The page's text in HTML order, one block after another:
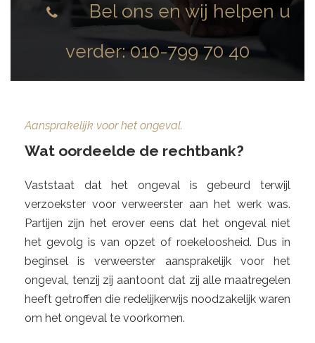
Bel ons en wij helpen u
verder:010-799 70 40
Aansprakelijk voor het ongeval.
Wat oordeelde de rechtbank?
Vaststaat dat het ongeval is gebeurd terwijl
verzoekster voor verweerster aan het werk was.
Partijen zijn het erover eens dat het ongeval niet
het gevolg is van opzet of roekeloosheid. Dus in
beginsel is verweerster aansprakelijk voor het
ongeval, tenzij zij aantoont dat zij alle maatregelen
heeft getroffen die redelijkerwijs noodzakelijk waren
om het ongeval te voorkomen.